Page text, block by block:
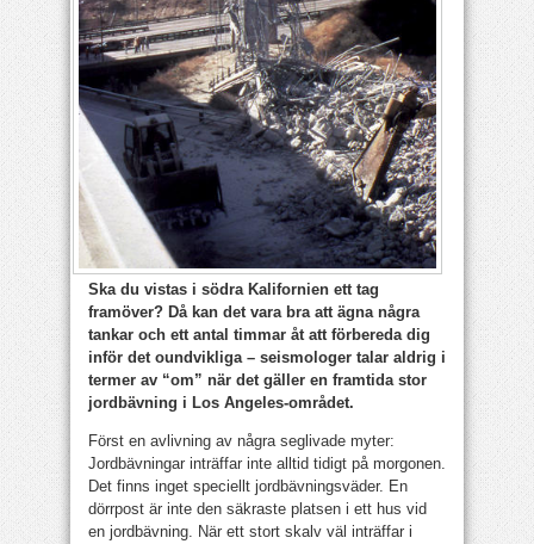
Ska du vistas i södra Kalifornien ett tag
framöver? Då kan det vara bra att ägna några
tankar och ett antal timmar åt att förbereda dig
inför det oundvikliga – seismologer talar aldrig i
termer av “om” när det gäller en framtida stor
jordbävning i Los Angeles-området.
Först en avlivning av några seglivade myter:
Jordbävningar inträffar inte alltid tidigt på morgonen.
Det finns inget speciellt jordbävningsväder. En
dörrpost är inte den säkraste platsen i ett hus vid
en jordbävning. När ett stort skalv väl inträffar i